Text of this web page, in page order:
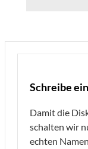
Schreibe
Damit die
schalten wir
echten